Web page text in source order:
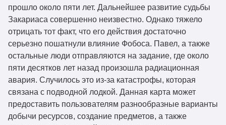
прошло около пяти лет. Дальнейшее развитие судьбы
Закариаса совершенно неизвестно. Однако тяжело
отрицать тот факт, что его действия достаточно
серьезно пошатнули влияние Фобоса. Павел, а также
остальные люди отправляются на задание, где около
пяти десятков лет назад произошла радиационная
авария. Случилось это из-за катастрофы, которая
связана с подводной лодкой. Данная карта может
предоставить пользователям разнообразные варианты
добычи ресурсов, создание предметов, а также